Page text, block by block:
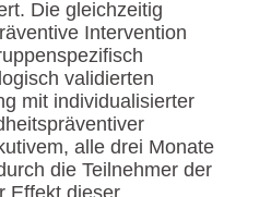
Die gleichzeitig
Intervention
validierten
mit individualisierter
alle drei Monate
die Teilnehmer der
Effekt dieser